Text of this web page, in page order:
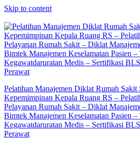
Skip to content
Pelatihan Manajemen Diklat Rumah Sakit
Kepemimpinan Kepala Ruang RS –
Pelayanan Rumah Sakit – Diklat
Bimtek Manajemen Keselamatan Pasien –
Kegawatdaruratan Medis – Sertifikasi
Perawat